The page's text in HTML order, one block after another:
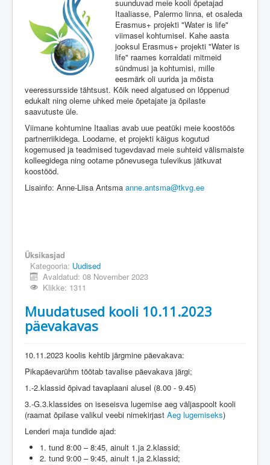
suunduvad meie kooli õpetajad
Itaaliasse, Palermo linna, et osaleda
Erasmus+ projekti "Water is life"
viimasel kohtumisel. Kahe aasta
jooksul Erasmus+ projekti "Water is
life" raames korraldati mitmeid
sündmusi ja kohtumisi, mille
eesmärk oli uurida ja mõista
veeressursside tähtsust. Kõik need algatused on lõppenud
edukalt ning oleme uhked meie õpetajate ja õpilaste
saavutuste üle.
Viimane kohtumine Itaalias avab uue peatüki meie koostöös
partnerriikidega. Loodame, et projekti käigus kogutud
kogemused ja teadmised tugevdavad meie suhteid välismaiste
kolleegidega ning ootame põnevusega tulevikus jätkuvat
koostööd.
Lisainfo: Anne-Liisa Antsma anne.antsma@tkvg.ee
Üksikasjad
Kategooria: Uudised
Avaldatud: 08 November 2023
Klikke: 1311
Muudatused kooli 10.11.2023
päevakavas
10.11.2023 koolis kehtib järgmine päevakava:
Pikapäevarühm töötab tavalise päevakava järgi;
1.-2.klassid õpivad tavaplaani alusel (8.00 - 9.45)
3.-G.3.klassides on iseseisva lugemise aeg väljaspoolt kooli
(raamat õpilase valikul veebi nimekirjast Aeg lugemiseks)
Lenderi maja tundide ajad:
1. tund 8:00 – 8:45, ainult 1.ja 2.klassid;
2. tund 9:00 – 9:45, ainult 1.ja 2.klassid;